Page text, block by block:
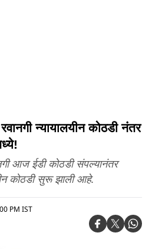
न्यायालयीन कोठडी नंतर
आज ईडी कोठडी संपल्यानंतर
कोठडी सुरू झाली आहे.
PM IST